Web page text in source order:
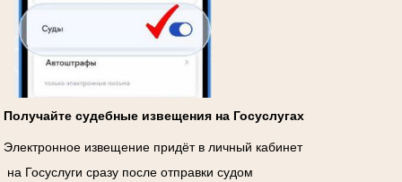
Получайте судебные извещения на Госуслугах
Электронное извещение придёт в личный кабинет
на Госуслуги сразу после отправки судом